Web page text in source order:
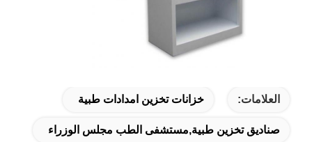
العلامات: خزانات تخزين امدادات طبية
صناديق تخزين طبية,مستشفى الطب مجلس الوزراء